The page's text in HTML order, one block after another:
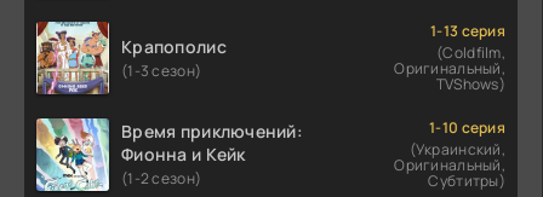
Крапополис
(1-3 сезон)
1-13 серия
(Coldfilm,
Оригинальный,
TVShows)
Время приключений:
Фионна и Кейк
(1-2 сезон)
1-10 серия
(Украинский,
Оригинальный,
Субтитры)